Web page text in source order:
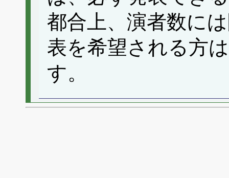
都合上、演者数に
表を希望される方
す。